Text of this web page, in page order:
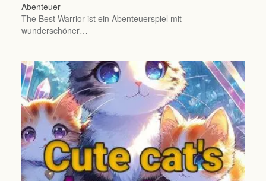
Abenteuer
The Best Warrior ist ein Abenteuerspiel mit
wunderschöner…